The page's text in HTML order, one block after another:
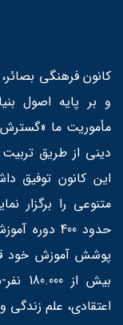
کانون فرهنگی
مأموریت ما
دینی از طریق
متنوعی را برگزار
پوشش آموزش خود
بیش
اعتقادی، علم زندگی